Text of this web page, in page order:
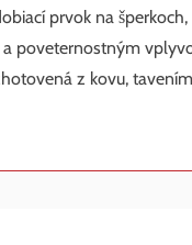
prvok na
poveternostným
z kovu,